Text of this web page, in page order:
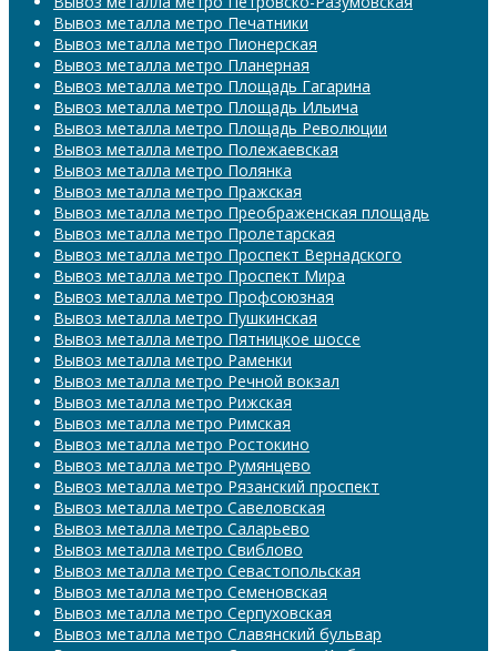
Вывоз металла метро Печатники
Вывоз металла метро Пионерская
Вывоз металла метро Планерная
Вывоз металла метро Площадь Гагарина
Вывоз металла метро Площадь Ильича
Вывоз металла метро Площадь Революции
Вывоз металла метро Полежаевская
Вывоз металла метро Полянка
Вывоз металла метро Пражская
Вывоз металла метро Преображенская площадь
Вывоз металла метро Пролетарская
Вывоз металла метро Проспект Вернадского
Вывоз металла метро Проспект Мира
Вывоз металла метро Профсоюзная
Вывоз металла метро Пушкинская
Вывоз металла метро Пятницкое шоссе
Вывоз металла метро Раменки
Вывоз металла метро Речной вокзал
Вывоз металла метро Рижская
Вывоз металла метро Римская
Вывоз металла метро Ростокино
Вывоз металла метро Румянцево
Вывоз металла метро Рязанский проспект
Вывоз металла метро Савеловская
Вывоз металла метро Саларьево
Вывоз металла метро Свиблово
Вывоз металла метро Севастопольская
Вывоз металла метро Семеновская
Вывоз металла метро Серпуховская
Вывоз металла метро Славянский бульвар